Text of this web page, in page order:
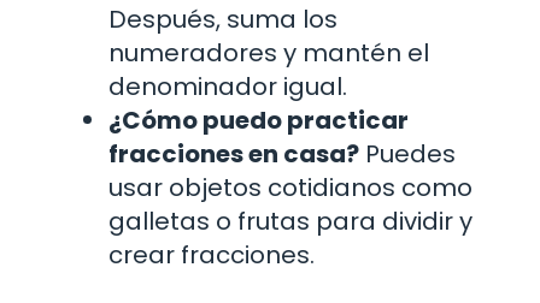
Después, suma los
numeradores y mantén el
denominador igual.
¿Cómo puedo practicar
fracciones en casa? Puedes
usar objetos cotidianos como
galletas o frutas para dividir y
crear fracciones.